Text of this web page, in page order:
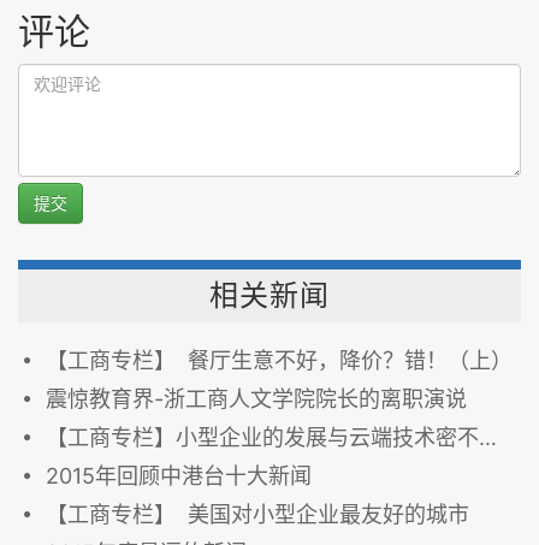
评论
提交
相关新闻
【工商专栏】 餐厅生意不好，降价？错！（上）
震惊教育界-浙工商人文学院院长的离职演说
【工商专栏】小型企业的发展与云端技术密不可分
2015年回顾中港台十大新闻
【工商专栏】 美国对小型企业最友好的城市